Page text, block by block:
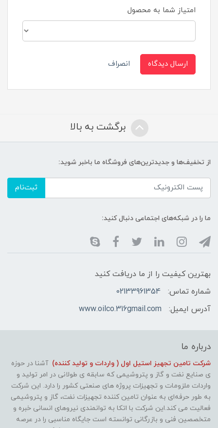
امتیاز شما به محصول
ارسال دیدگاه انصراف
برگشت به بالا
از تخفیف‌ها و جدیدترین‌های فروشگاه ما باخبر شوید:
ثبت‌نام
ما را در شبکه‌های اجتماعی دنبال کنید:
بهترین کیفیت را از ما دریافت کنید
شماره تماس:
02133961354
آدرس ایمیل:
www.oilco.316gmail.com
درباره ما
شرکت تامین تجهیز استیل اول ( واردات و تولید کننده) آشنا در حوزه
ی صنایع نفت و گاز و پتروشیمی که سابقه ی طولانی در امر تولید و
واردات ملزومات و تجهیزات پروژه های صنعتی کشور را دارد. این شرکت
به طور حرفه‌ای به عنوان تامین کننده تجهیزات نفت، گاز و پتروشیمی
فعالیت می کند.این شرکت با اتکا به توانمندی نیروهای انسانی خبره و
متخصصین فنی و بازرگانی توانسته است جایگاه مناسبی را در عرصه